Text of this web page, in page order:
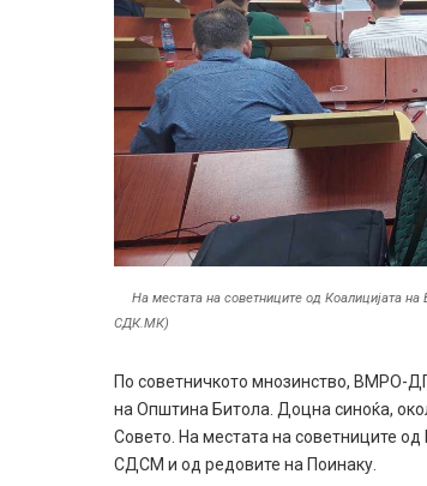
На местата на советниците од Коалицијата
СДК.МК)
По советничкото мнозинство, ВМРО-
на Општина Битола. Доцна синоќа,
Совето. На местата на советниците
СДСМ и од редовите на Поинаку.